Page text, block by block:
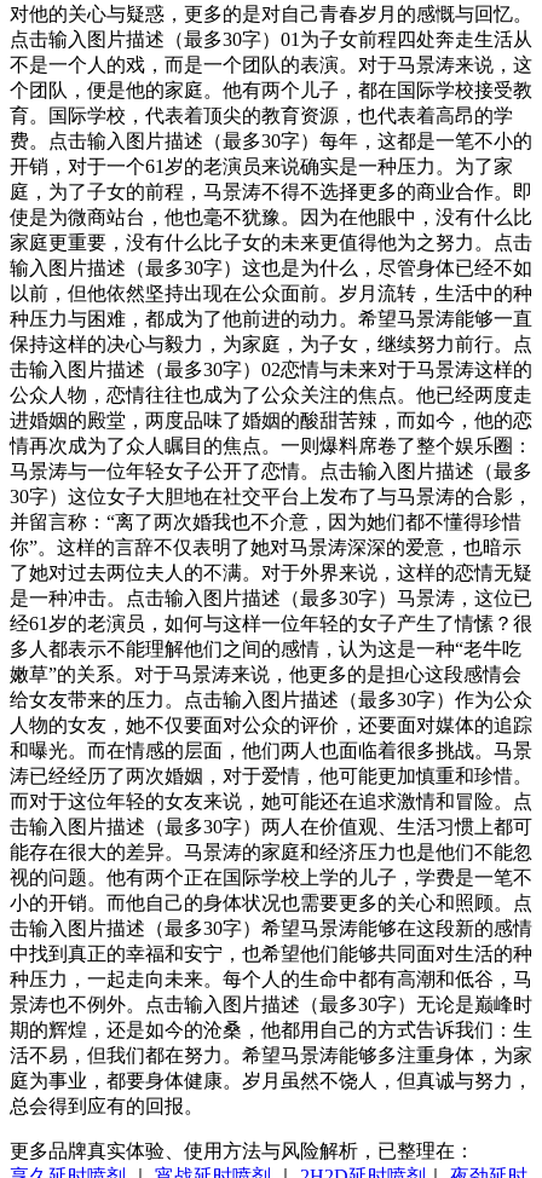
对他的关心与疑惑，更多的是对自己青春岁月的感慨与回忆。
点击输入图片描述（最多30字）01为子女前程四处奔走生活从
不是一个人的戏，而是一个团队的表演。对于马景涛来说，这
个团队，便是他的家庭。他有两个儿子，都在国际学校接受教
育。国际学校，代表着顶尖的教育资源，也代表着高昂的学
费。点击输入图片描述（最多30字）每年，这都是一笔不小的
开销，对于一个61岁的老演员来说确实是一种压力。为了家
庭，为了子女的前程，马景涛不得不选择更多的商业合作。即
使是为微商站台，他也毫不犹豫。因为在他眼中，没有什么比
家庭更重要，没有什么比子女的未来更值得他为之努力。点击
输入图片描述（最多30字）这也是为什么，尽管身体已经不如
以前，但他依然坚持出现在公众面前。岁月流转，生活中的种
种压力与困难，都成为了他前进的动力。希望马景涛能够一直
保持这样的决心与毅力，为家庭，为子女，继续努力前行。点
击输入图片描述（最多30字）02恋情与未来对于马景涛这样的
公众人物，恋情往往也成为了公众关注的焦点。他已经两度走
进婚姻的殿堂，两度品味了婚姻的酸甜苦辣，而如今，他的恋
情再次成为了众人瞩目的焦点。一则爆料席卷了整个娱乐圈：
马景涛与一位年轻女子公开了恋情。点击输入图片描述（最多
30字）这位女子大胆地在社交平台上发布了与马景涛的合影，
并留言称：“离了两次婚我也不介意，因为她们都不懂得珍惜
你”。这样的言辞不仅表明了她对马景涛深深的爱意，也暗示
了她对过去两位夫人的不满。对于外界来说，这样的恋情无疑
是一种冲击。点击输入图片描述（最多30字）马景涛，这位已
经61岁的老演员，如何与这样一位年轻的女子产生了情愫？很
多人都表示不能理解他们之间的感情，认为这是一种“老牛吃
嫩草”的关系。对于马景涛来说，他更多的是担心这段感情会
给女友带来的压力。点击输入图片描述（最多30字）作为公众
人物的女友，她不仅要面对公众的评价，还要面对媒体的追踪
和曝光。而在情感的层面，他们两人也面临着很多挑战。马景
涛已经经历了两次婚姻，对于爱情，他可能更加慎重和珍惜。
而对于这位年轻的女友来说，她可能还在追求激情和冒险。点
击输入图片描述（最多30字）两人在价值观、生活习惯上都可
能存在很大的差异。马景涛的家庭和经济压力也是他们不能忽
视的问题。他有两个正在国际学校上学的儿子，学费是一笔不
小的开销。而他自己的身体状况也需要更多的关心和照顾。点
击输入图片描述（最多30字）希望马景涛能够在这段新的感情
中找到真正的幸福和安宁，也希望他们能够共同面对生活的种
种压力，一起走向未来。每个人的生命中都有高潮和低谷，马
景涛也不例外。点击输入图片描述（最多30字）无论是巅峰时
期的辉煌，还是如今的沧桑，他都用自己的方式告诉我们：生
活不易，但我们都在努力。希望马景涛能够多注重身体，为家
庭为事业，都要身体健康。岁月虽然不饶人，但真诚与努力，
总会得到应有的回报。
更多品牌真实体验、使用方法与风险解析，已整理在：